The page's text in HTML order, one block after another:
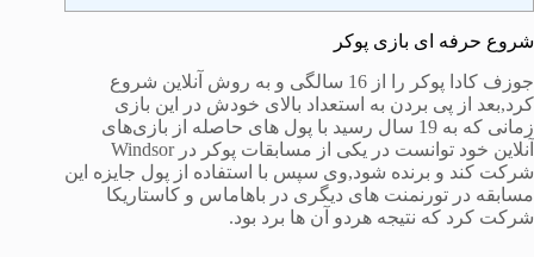
شروع حرفه ای بازی پوکر
جوزف کادا پوکر را از 16 سالگی و به روش آنلاین شروع
کرد,بعد از پی بردن به استعداد بالای خودش در این بازی
زمانی که به 19 سال رسید با پول های حاصله از بازی‌های
آنلاین خود توانست در یکی از مسابقات پوکر در Windsor
شرکت کند و برنده شود,وی سپس با استفاده از پول جایزه این
مسابقه در تورنمنت های دیگری در باهاماس و کاستاریکا
شرکت کرد که نتیجه هردو آن ها برد بود.